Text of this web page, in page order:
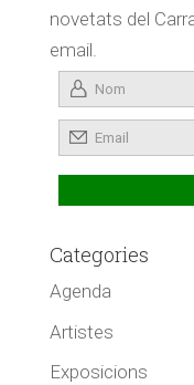
novetats del
email.
Categories
Agenda
Artistes
Exposicions